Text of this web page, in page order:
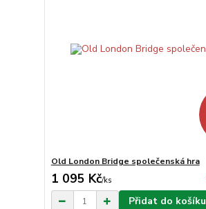
Old London Bridge společenská hra
1 095 Kč/ks
Přidat do košíku